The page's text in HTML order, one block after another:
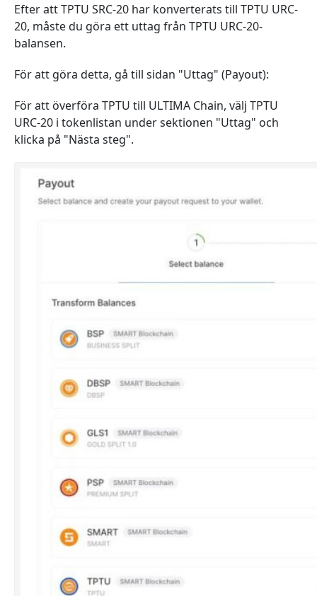
Efter att TPTU SRC-20 har konverterats till TPTU URC-
20, måste du göra ett uttag från TPTU URC-20-
balansen.
För att göra detta, gå till sidan "Uttag" (Payout):
För att överföra TPTU till ULTIMA Chain, välj TPTU
URC-20 i tokenlistan under sektionen "Uttag" och
klicka på "Nästa steg".